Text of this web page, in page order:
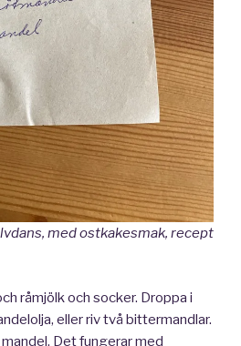
med ostkakesmak, recept
råmjölk och socker. Droppa i
eller riv två bittermandlar.
Det fungerar med